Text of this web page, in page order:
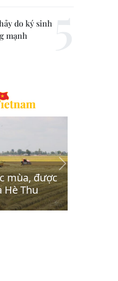
do ký sinh
mạnh